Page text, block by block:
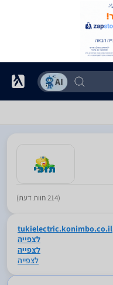
(214 חוות דעת)
tukielectric.konimbo.co.il
לצפייה
לצפייה
לצפייה